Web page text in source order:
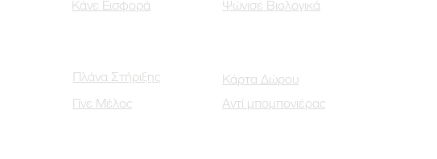
Κάνε Εισφορά Ψώνισε Βιολογικά
Πλάνα Στήριξης
Γίνε Μέλος
Κάρτα Δώρου
Αντί μπομπονιέρας